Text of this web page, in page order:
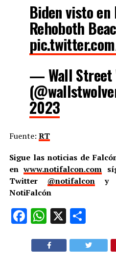
Biden visto
Rehoboth
— Wall Street
2023
Fuente: RT
Sigue las noticias de
enwww.notifalcon.com
Twitter @notifalcon y
NotiFalcón
Facebook
WhatsApp
X